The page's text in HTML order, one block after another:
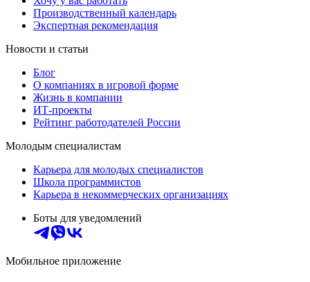
Производственный календарь
Экспертная рекомендация
Новости и статьи
Блог
О компаниях в игровой форме
Жизнь в компании
ИТ-проекты
Рейтинг работодателей России
Молодым специалистам
Карьера для молодых специалистов
Школа программистов
Карьера в некоммерческих организациях
Боты для уведомлений
Мобильное приложение